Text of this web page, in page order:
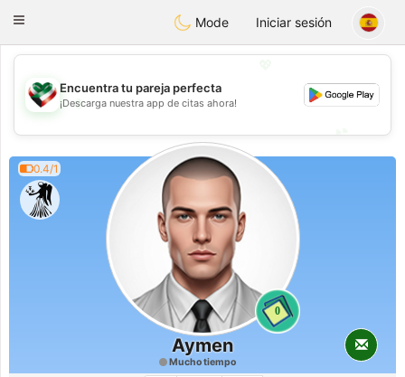
KuwaitChat
Toggle
Mode Iniciar sesión
💖
💕
Encuentra tu pareja perfecta
¡Descarga nuestra app de citas ahora!
0.4/1
0
Aymen
Mucho tiempo